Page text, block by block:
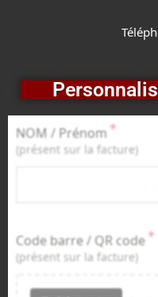
NOM / Prénom*
(présent sur la facture)
Code barre / QR code*
(présent sur la facture)